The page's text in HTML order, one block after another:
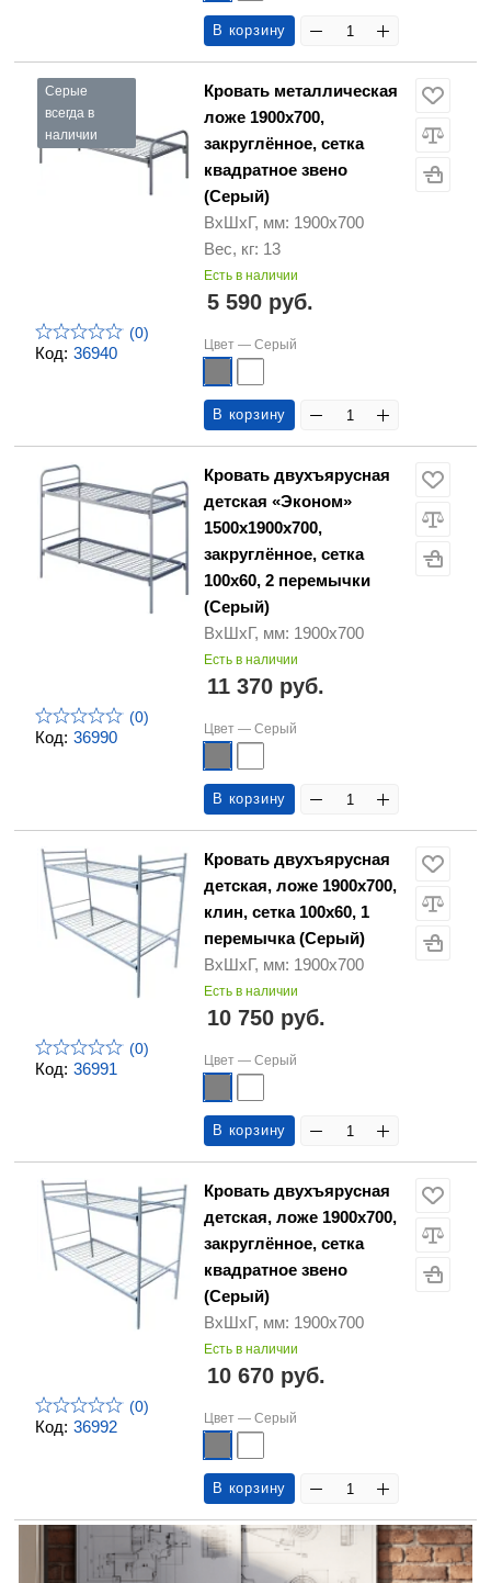
В корзину
Код: 36940
Серые
всегда в
наличии
(0)
Кровать металлическая
ложе 1900х700,
закруглённое, сетка
квадратное звено
(Серый)
ВхШхГ, мм: 1900х700
Вес, кг: 13
Есть в наличии
5 590 руб.
Цвет — Серый
В корзину
Код: 36990
(0)
Кровать двухъярусная
детская «Эконом»
1500х1900х700,
закруглённое, сетка
100х60, 2 перемычки
(Серый)
ВхШхГ, мм: 1900х700
Есть в наличии
11 370 руб.
Цвет — Серый
В корзину
Код: 36991
(0)
Кровать двухъярусная
детская, ложе 1900х700,
клин, сетка 100х60, 1
перемычка (Серый)
ВхШхГ, мм: 1900х700
Есть в наличии
10 750 руб.
Цвет — Серый
В корзину
Код: 36992
(0)
Кровать двухъярусная
детская, ложе 1900х700,
закруглённое, сетка
квадратное звено
(Серый)
ВхШхГ, мм: 1900х700
Есть в наличии
10 670 руб.
Цвет — Серый
В корзину